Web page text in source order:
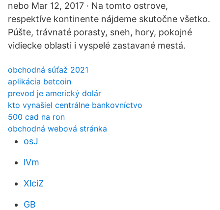
nebo Mar 12, 2017 · Na tomto ostrove,
respektíve kontinente nájdeme skutočne všetko.
Púšte, trávnaté porasty, sneh, hory, pokojné
vidiecke oblasti i vyspelé zastavané mestá.
obchodná súťaž 2021
aplikácia betcoin
prevod je americký dolár
kto vynašiel centrálne bankovníctvo
500 cad na ron
obchodná webová stránka
osJ
lVm
XlciZ
GB